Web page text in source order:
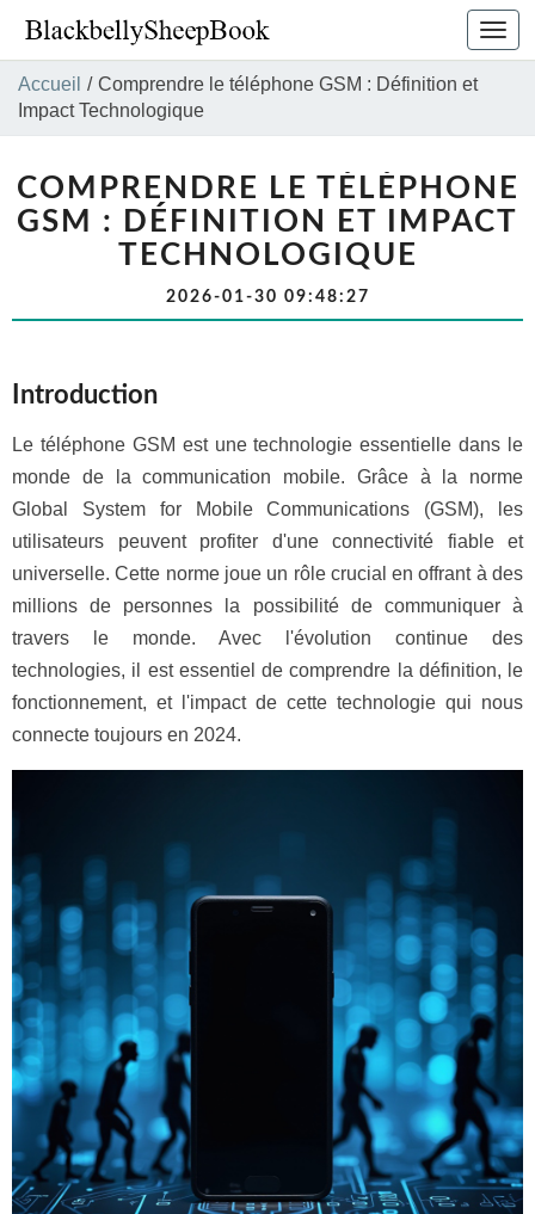
la
Accueil / Comprendre le téléphone GSM : Définition et
Impact Technologique
COMPRENDRE LE TÉLÉPHONE
GSM : DÉFINITION ET IMPACT
TECHNOLOGIQUE
2026-01-30 09:48:27
Introduction
Le téléphone GSM est une technologie essentielle dans le
monde de la communication mobile. Grâce à la norme
Global System for Mobile Communications (GSM), les
utilisateurs peuvent profiter d'une connectivité fiable et
universelle. Cette norme joue un rôle crucial en offrant à des
millions de personnes la possibilité de communiquer à
travers le monde. Avec l'évolution continue des
technologies, il est essentiel de comprendre la définition, le
fonctionnement, et l'impact de cette technologie qui nous
connecte toujours en 2024.